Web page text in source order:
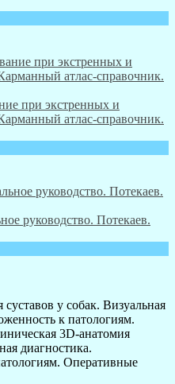
при экстренных и
атлас-справочник.
руководство. Потекаев.
у собак. Визуальная
к патологиям.
3D-анатомия
диагностика.
Оперативные